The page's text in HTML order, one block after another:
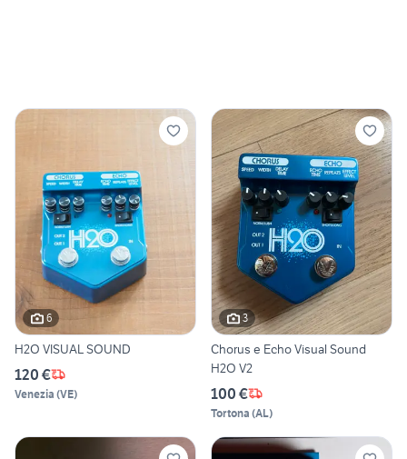
6
H2O VISUAL SOUND
120 €
Venezia (VE)
3
Chorus e Echo Visual Sound
H2O V2
100 €
Tortona (AL)